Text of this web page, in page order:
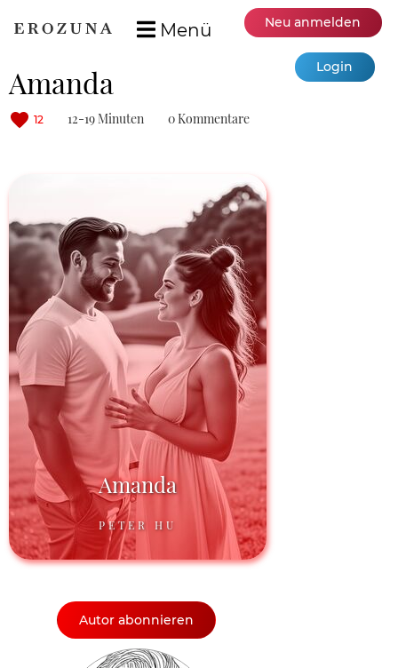
Menü Neu anmelden
Login
Amanda
12 12-19 Minuten 0 Kommentare
Amanda
PETER HU
Autor abonnieren